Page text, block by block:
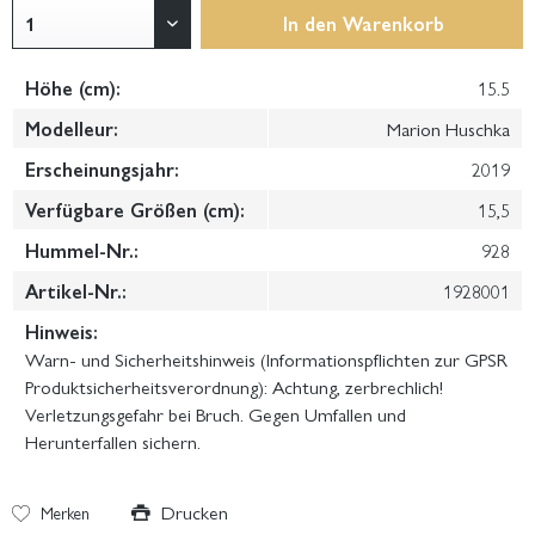
In den Warenkorb
Höhe (cm):
15.5
Modelleur:
Marion Huschka
Erscheinungsjahr:
2019
Verfügbare Größen (cm):
15,5
Hummel-Nr.:
928
Artikel-Nr.:
1928001
Hinweis:
Warn- und Sicherheitshinweis (Informationspflichten zur GPSR
Produktsicherheitsverordnung): Achtung, zerbrechlich!
Verletzungsgefahr bei Bruch. Gegen Umfallen und
Herunterfallen sichern.
Merken Drucken